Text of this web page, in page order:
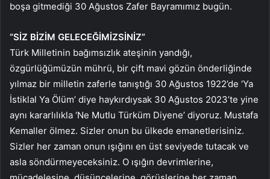
boşa gitmediği 30 Ağustos Zafer Bayramımız bugün.
“SİZ BİZİM GELECEĞİMİZSİNİZ”
Türk Milletinin bağımsızlık ateşinin yandığı,
özgürlüğümüzün mührü, bir çift mavi gözün önderliğinde
yılmaz bir milletin zaferle tanıştığı 30 Ağustos 1922’de ‘Ya
İstiklal Ya Ölüm’ diye haykırdıysak 30 Ağustos 2023’te yine
aynı kararlılıkla ‘Ne Mutlu Türküm Diyene’ diyoruz. Mustafa
Kemaller ölmez. Sizler onun bu ülkede emanetlerisiniz.
Sizler her zaman onun ışığını en üst seviyede tutacak ve
asla söndürmeyeceksiniz. O ışığın devrimlerine,